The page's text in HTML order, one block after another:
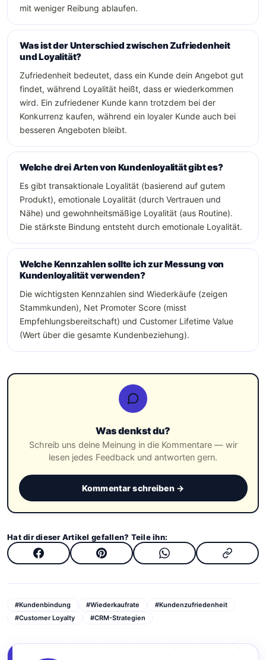
mit weniger Reibung ablaufen.
Was ist der Unterschied zwischen Zufriedenheit
und Loyalität?
Zufriedenheit bedeutet, dass ein Kunde dein Angebot gut
findet, während Loyalität heißt, dass er wiederkommen
wird. Ein zufriedener Kunde kann trotzdem bei der
Konkurrenz kaufen, während ein loyaler Kunde auch bei
besseren Angeboten bleibt.
Welche drei Arten von Kundenloyalität gibt es?
Es gibt transaktionale Loyalität (basierend auf gutem
Produkt), emotionale Loyalität (durch Vertrauen und
Nähe) und gewohnheitsmäßige Loyalität (aus Routine).
Die stärkste Bindung entsteht durch emotionale Loyalität.
Welche Kennzahlen sollte ich zur Messung von
Kundenloyalität verwenden?
Die wichtigsten Kennzahlen sind Wiederkäufe (zeigen
Stammkunden), Net Promoter Score (misst
Empfehlungsbereitschaft) und Customer Lifetime Value
(Wert über die gesamte Kundenbeziehung).
Was denkst du?
Schreib uns deine Meinung in die Kommentare — wir
lesen jedes Feedback und antworten gern.
Kommentar schreiben →
Hat dir dieser Artikel gefallen? Teile ihn:
#Kundenbindung #Wiederkaufrate
#Kundenzufriedenheit
#Customer Loyalty
#CRM-Strategien